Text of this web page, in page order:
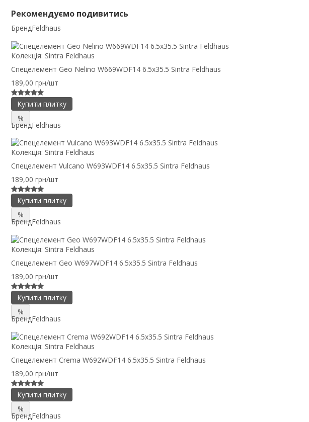
Рекомендуємо подивитись
БрендFeldhaus
Колекція: Sintra Feldhaus
Спецелемент Geo Nelino W669WDF14 6.5x35.5 Sintra Feldhaus
189,00 грн/шт
Купити плитку
%
БрендFeldhaus
Колекція: Sintra Feldhaus
Спецелемент Vulcano W693WDF14 6.5x35.5 Sintra Feldhaus
189,00 грн/шт
Купити плитку
%
БрендFeldhaus
Колекція: Sintra Feldhaus
Спецелемент Geo W697WDF14 6.5x35.5 Sintra Feldhaus
189,00 грн/шт
Купити плитку
%
БрендFeldhaus
Колекція: Sintra Feldhaus
Спецелемент Crema W692WDF14 6.5x35.5 Sintra Feldhaus
189,00 грн/шт
Купити плитку
%
БрендFeldhaus